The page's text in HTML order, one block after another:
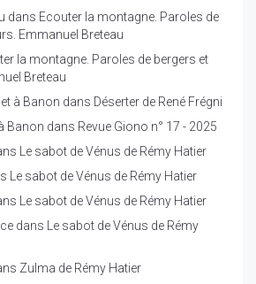
dans Ecouter la montagne. Paroles de
Emmanuel Breteau
la montagne. Paroles de bergers et
Breteau
à Banon dans Déserter de René Frégni
Banon dans Revue Giono n° 17 - 2025
Le sabot de Vénus de Rémy Hatier
Le sabot de Vénus de Rémy Hatier
Le sabot de Vénus de Rémy Hatier
dans
Le sabot de Vénus de Rémy
Zulma de Rémy Hatier